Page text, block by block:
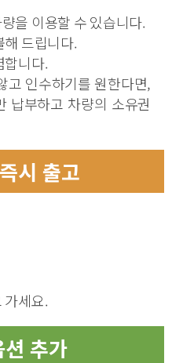
을 이용할 수 있습니다.
해 드립니다.
합니다.
고 인수하기를 원한다면,
납부하고 차량의 소유권
시 출고
가세요.
추가